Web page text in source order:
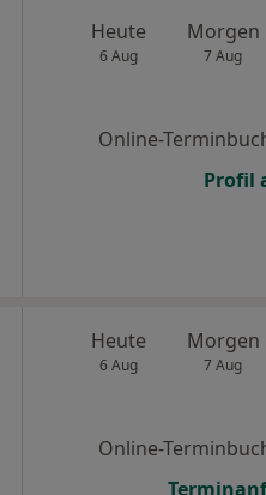
Heute
6 Aug
Morgen
7 Aug
Online-
Profil
Heute
6 Aug
Morgen
7 Aug
Online-